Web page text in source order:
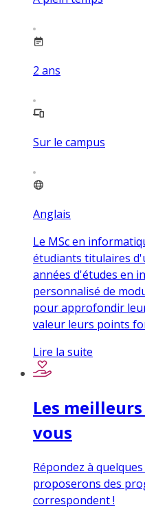
2 ans
Sur le campus
Anglais
Le MSc en
étudiants titulaires
années d'études en
personnalisé de
pour approfondir
valeur leurs points
Lire la suite
Les
vous
Répondez à
proposerons des
correspondent !